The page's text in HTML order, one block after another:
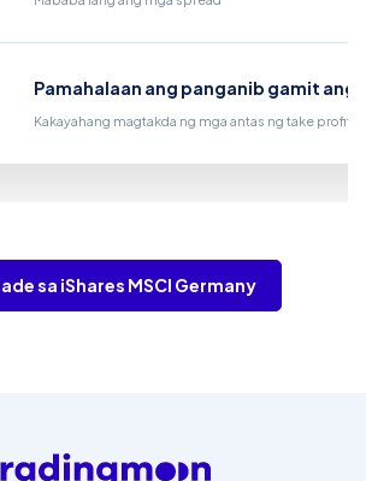
Pamahalaan ang panganib gamit
Kakayahang magtakda ng mga antas ng take profit
sa iShares MSCI Germany